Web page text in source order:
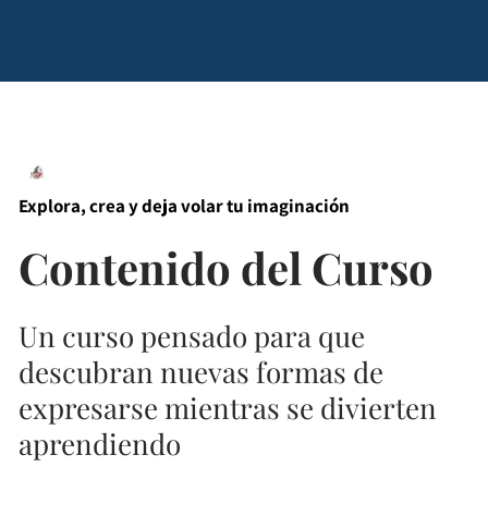
Explora, crea y deja volar tu imaginación
Contenido del Curso
Un curso pensado para que
descubran nuevas formas de
expresarse mientras se divierten
aprendiendo